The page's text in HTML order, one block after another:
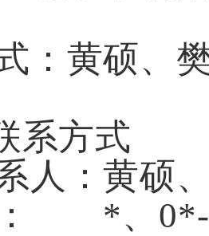
：黄硕、
系方式
人：黄硕
*、0*-